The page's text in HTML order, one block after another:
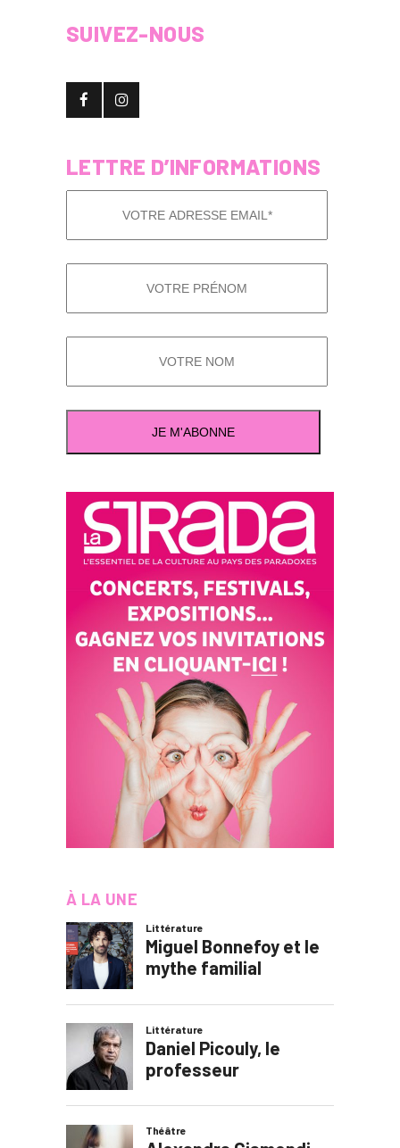
SUIVEZ-NOUS
LETTRE D’INFORMATIONS
À LA UNE